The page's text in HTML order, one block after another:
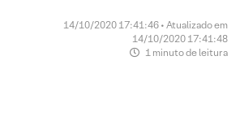
14/10/2020 17:41:46 • Atualizado em
14/10/2020 17:41:48
1 minuto de leitura